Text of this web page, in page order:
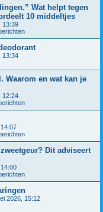
Wat helpt tegen
10 middeltjes
13:39
13:34
Waarom en wat kan je
12:24
Dit adviseert
2026, 15:12